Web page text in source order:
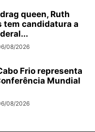
queen, Ruth
tem candidatura a
08/2026
Frio representa
Mundial
08/2026